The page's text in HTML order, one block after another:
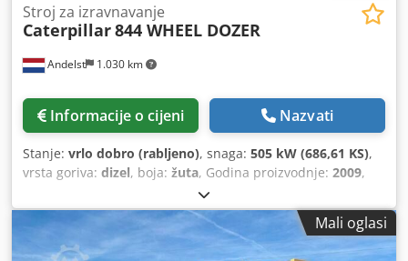
Andelst 1.030 km
Stroj za izravnavanje
Caterpillar844 WHEEL DOZER
Informacije o cijeni Nazvati
Stanje: vrlo dobro (rabljeno), snaga: 505 kW (686,61 KS),
vrsta goriva: dizel, boja: žuta, Godina proizvodnje: 2009,
Mali oglasi